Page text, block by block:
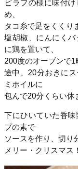
ピラフの様に味付
め、
タコ糸で足をくくり
塩胡椒、にんにく
に鶏を置いて、
200度のオーブンで1
途中、 20分おきに
ミホイルに
包んで20分くらい休
下にひいていた香
プの素で
ソースを作り、切り
メリー・クリスマス